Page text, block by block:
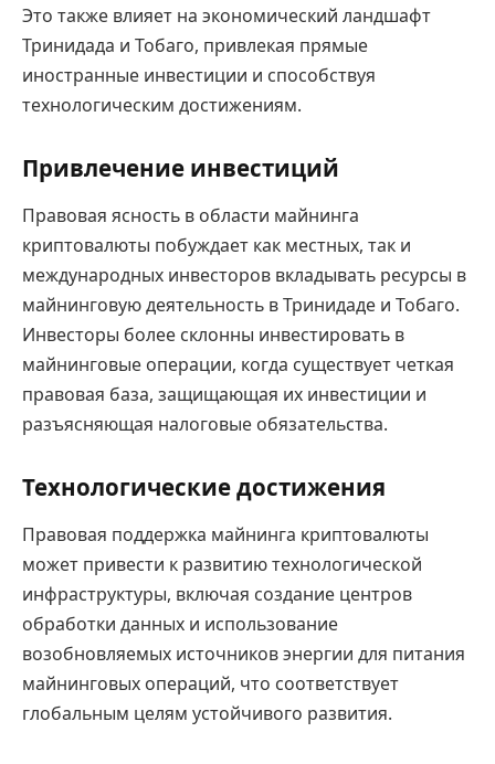
Это также влияет на экономический ландшафт
Тринидада и Тобаго, привлекая прямые
иностранные инвестиции и способствуя
технологическим достижениям.
Привлечение инвестиций
Правовая ясность в области майнинга
криптовалюты побуждает как местных, так и
международных инвесторов вкладывать ресурсы в
майнинговую деятельность в Тринидаде и Тобаго.
Инвесторы более склонны инвестировать в
майнинговые операции, когда существует четкая
правовая база, защищающая их инвестиции и
разъясняющая налоговые обязательства.
Технологические достижения
Правовая поддержка майнинга криптовалюты
может привести к развитию технологической
инфраструктуры, включая создание центров
обработки данных и использование
возобновляемых источников энергии для питания
майнинговых операций, что соответствует
глобальным целям устойчивого развития.